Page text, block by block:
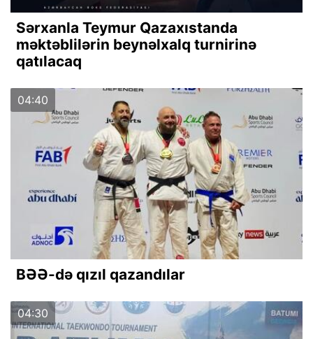
Sərxanla Teymur Qazaxıstanda
məktəblilərin beynəlxalq turnirinə
qatılacaq
04:40
BƏƏ-də qızıl qazandılar
04:30